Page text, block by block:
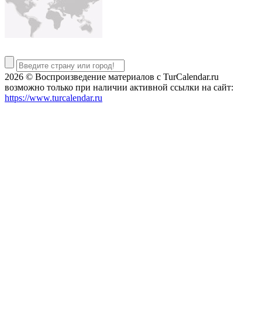
2026 © Воспроизведение материалов c TurCalendar.ru
возможно только при наличии активной ссылки на сайт:
https://www.turcalendar.ru